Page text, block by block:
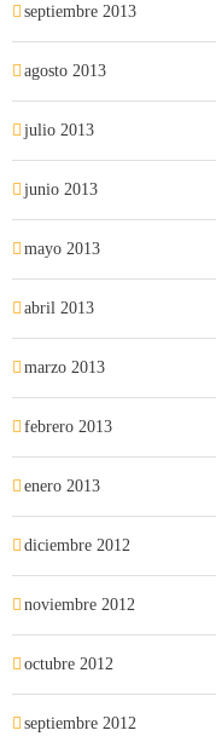
septiembre 2013
agosto 2013
julio 2013
junio 2013
mayo 2013
abril 2013
marzo 2013
febrero 2013
enero 2013
diciembre 2012
noviembre 2012
octubre 2012
septiembre 2012